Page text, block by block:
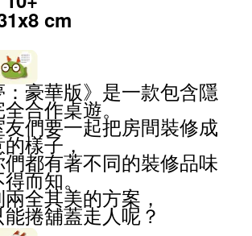
cm
：豪華版》是一款包含隱
合作桌遊。
們要一起把房間裝修成
樣子，
都有著不同的裝修品味
而知。
全其美的方案，
捲舖蓋走人呢？